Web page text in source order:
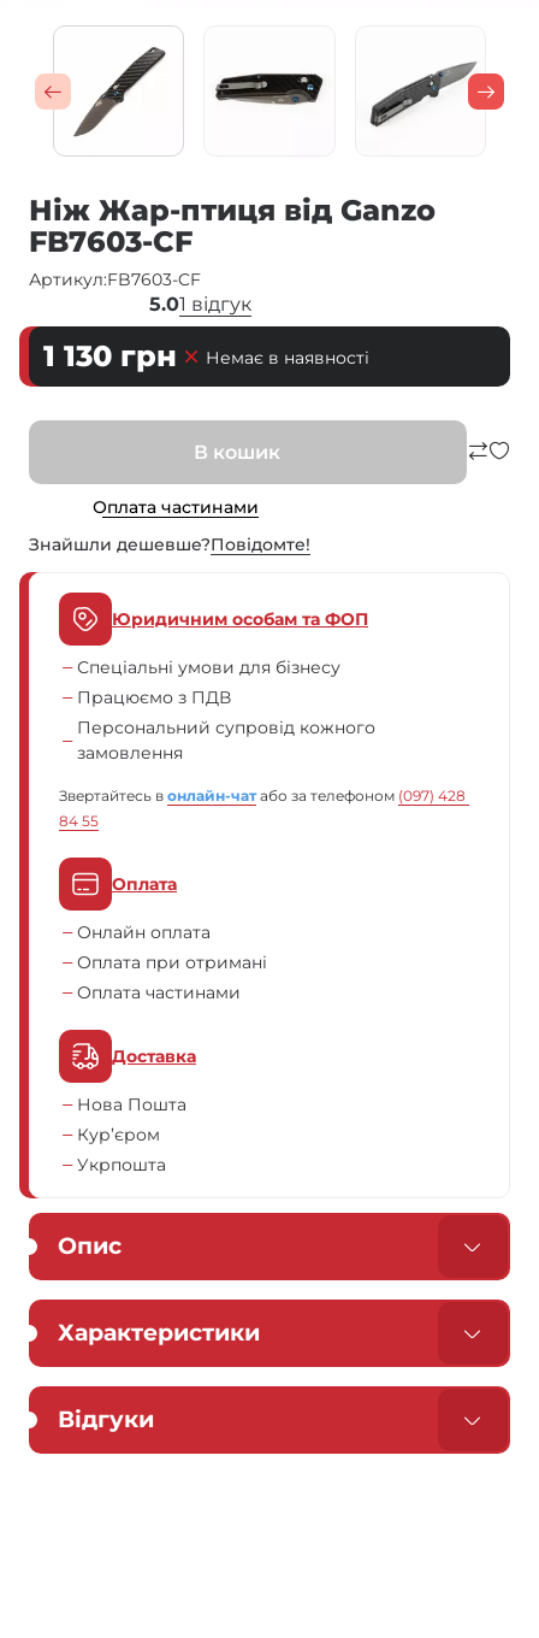
Ніж Жар-птиця від Ganzo
FB7603-CF
Артикул:FB7603-CF
5.01 відгук
1 130 грн Немає в наявності
В кошик
Оплата частинами
Знайшли дешевше?Повiдомте!
Юридичним особам та ФОП
Спеціальні умови для бізнесу
Працюємо з ПДВ
Персональний супровід кожного
замовлення
Звертайтесь в онлайн-чат або за телефоном (097) 428
84 55
Оплата
Онлайн оплата
Оплата при отримані
Оплата частинами
Доставка
Нова Пошта
Кур’єром
Укрпошта
Опис
Характеристики
Відгуки